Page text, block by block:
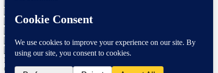
Usuarios ayer : 2384
Este año : 378967
Quién está contectado : 14
Hora del servidor : 2026-08-08
© 2026 - Factomania. All Rights Reserved.